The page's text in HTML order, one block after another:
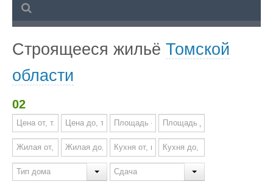
Строящееся жильё Томской
области
02